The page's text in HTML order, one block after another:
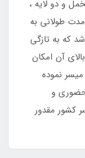
و دو لایه ،
طولانی به
که به تازگی
آن امکان
نموده
و
کشور مقدور